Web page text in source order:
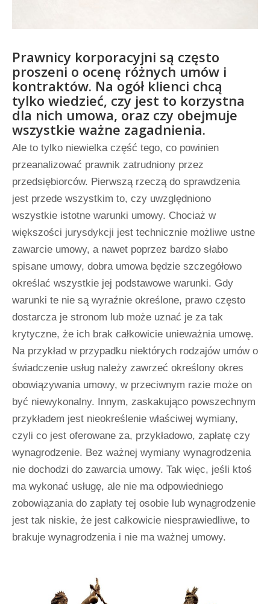
Prawnicy korporacyjni są często
proszeni o ocenę różnych umów i
kontraktów. Na ogół klienci chcą
tylko wiedzieć, czy jest to korzystna
dla nich umowa, oraz czy obejmuje
wszystkie ważne zagadnienia.
Ale to tylko niewielka część tego, co powinien
przeanalizować prawnik zatrudniony przez
przedsiębiorców. Pierwszą rzeczą do sprawdzenia
jest przede wszystkim to, czy uwzględniono
wszystkie istotne warunki umowy. Chociaż w
większości jurysdykcji jest technicznie możliwe ustne
zawarcie umowy, a nawet poprzez bardzo słabo
spisane umowy, dobra umowa będzie szczegółowo
określać wszystkie jej podstawowe warunki. Gdy
warunki te nie są wyraźnie określone, prawo często
dostarcza je stronom lub może uznać je za tak
krytyczne, że ich brak całkowicie unieważnia umowę.
Na przykład w przypadku niektórych rodzajów umów o
świadczenie usług należy zawrzeć określony okres
obowiązywania umowy, w przeciwnym razie może on
być niewykonalny. Innym, zaskakująco powszechnym
przykładem jest nieokreślenie właściwej wymiany,
czyli co jest oferowane za, przykładowo, zapłatę czy
wynagrodzenie. Bez ważnej wymiany wynagrodzenia
nie dochodzi do zawarcia umowy. Tak więc, jeśli ktoś
ma wykonać usługę, ale nie ma odpowiedniego
zobowiązania do zapłaty tej osobie lub wynagrodzenie
jest tak niskie, że jest całkowicie niesprawiedliwe, to
brakuje wynagrodzenia i nie ma ważnej umowy.